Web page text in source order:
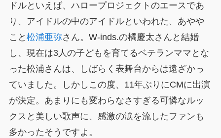
ドルといえば、ハロープロジェクトのエースであ
り、アイドルの中のアイドルといわれた、あやや
こと 松浦亜弥さん。W-inds.の橘慶太さんと結婚
し、現在は3人の子どもを育てるベテランママとな
った松浦さんは、しばらく表舞台からは遠ざかっ
ていました。しかしこの度、11年ぶりにCMに出演
が決定。あまりにも変わらなさすぎる可憐なルッ
クスと美しい歌声に、感激の涙を流したファンも
多かったそうですよ。